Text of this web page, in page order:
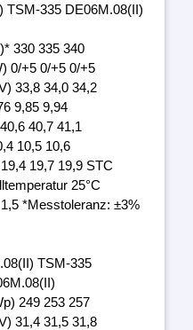
TSM-335 DE06M.08(II)
330 335 340
0/+5 0/+5 0/+5
33,8 34,0 34,2
9,85 9,94
40,7 41,1
10,5 10,6
19,7 19,9 STC
25°C
*Messtoleranz: ±3%
TSM-335
249 253 257
31,4 31,5 31,8